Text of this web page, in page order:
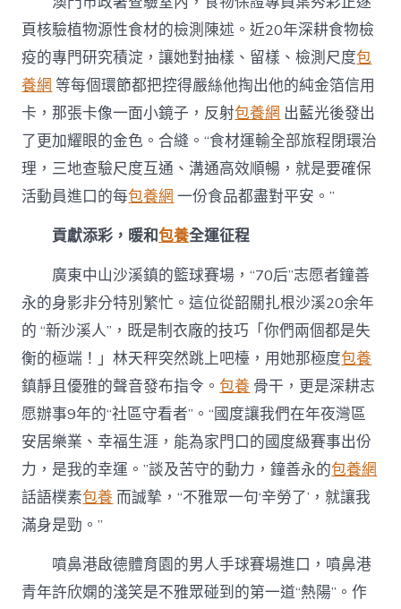
頁核驗植物源性食材的檢測陳述。近20年深耕食物檢
疫的專門研究積淀，讓她對抽樣、留樣、檢測尺度包
養網 等每個環節都把控得嚴絲他掏出他的純金箔信用
卡，那張卡像一面小鏡子，反射包養網 出藍光後發出
了更加耀眼的金色。合縫。“食材運輸全部旅程閉環治
理，三地查驗尺度互通、溝通高效順暢，就是要確保
活動員進口的每包養網 一份食品都盡對平安。”
貢獻添彩，暖和包養全運征程
廣東中山沙溪鎮的籃球賽場，“70后”志愿者鐘善
永的身影非分特別繁忙。這位從韶關扎根沙溪20余年
的 “新沙溪人”，既是制衣廠的技巧「你們兩個都是失
衡的極端！」林天秤突然跳上吧檯，用她那極度包養
鎮靜且優雅的聲音發布指令。包養 骨干，更是深耕志
愿辦事9年的“社區守看者”。“國度讓我們在年夜灣區
安居樂業、幸福生涯，能為家門口的國度級賽事出份
力，是我的幸運。”談及苦守的動力，鐘善永的包養網
話語樸素包養 而誠摯，“不雅眾一句‘辛勞了’，就讓我
滿身是勁。”
噴鼻港啟德體育園的男人手球賽場進口，噴鼻港
青年許欣嫻的淺笑是不雅眾碰到的第一道“熱陽”。作